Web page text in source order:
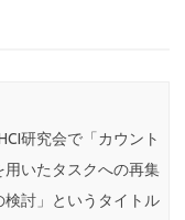
研究会で「カウント
用いたタスクへの再集
検討」というタイトル